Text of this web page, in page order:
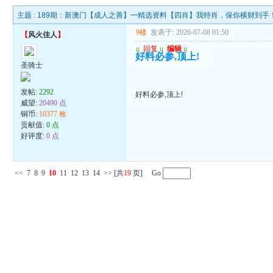
主题 : 189期：新澳门【成人之善】━精选资料【四肖】我特肖，保你横财到手
【风火佳人 】
圣骑士
发帖:2292
威望:20490 点
铜币: 10377 枚
贡献值:0 点
好评度:0 点
9楼 发表于: 2026-07-08 01:50
u 回复 u 编辑 u
好料必参,顶上!
好料必参,顶上!
<< 7 8 9 10 11 12 13 14 >> [共19 页] Go